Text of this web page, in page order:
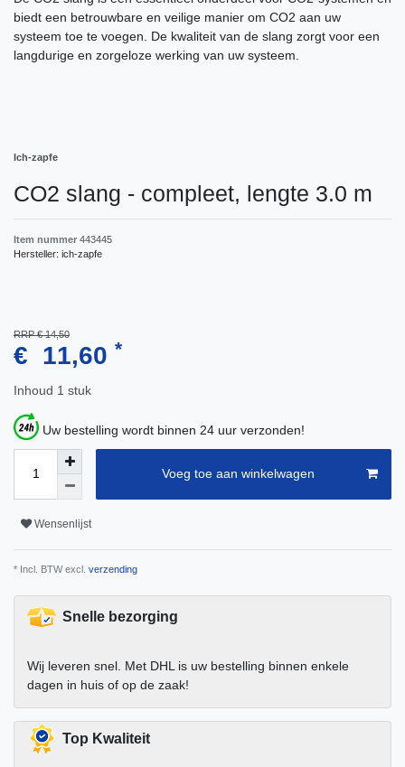
biedt een betrouwbare en veilige manier om CO2 aan uw
systeem toe te voegen. De kwaliteit van de slang zorgt voor een
langdurige en zorgeloze werking van uw systeem.
Ich-zapfe
CO2 slang - compleet, lengte 3.0 m
Item nummer 443445
Hersteller: ich-zapfe
RRP € 14,50
€ 11,60 *
Inhoud 1 stuk
Uw bestelling wordt binnen 24 uur verzonden!
Voeg toe aan winkelwagen
Wensenlijst
* Incl. BTW excl. verzending
Snelle bezorging
Wij leveren snel. Met DHL is uw bestelling binnen enkele
dagen in huis of op de zaak!
Top Kwaliteit